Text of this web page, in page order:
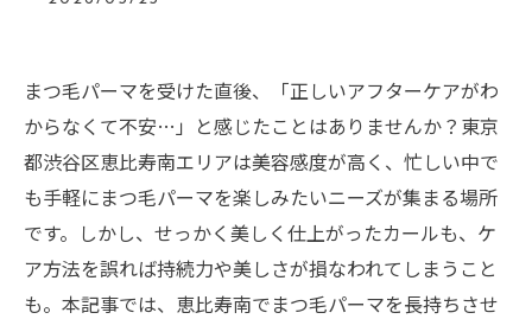
まつ毛パーマを受けた直後、「正しいアフターケアがわ
からなくて不安…」と感じたことはありませんか？東京
都渋谷区恵比寿南エリアは美容感度が高く、忙しい中で
も手軽にまつ毛パーマを楽しみたいニーズが集まる場所
です。しかし、せっかく美しく仕上がったカールも、ケ
ア方法を誤れば持続力や美しさが損なわれてしまうこと
も。本記事では、恵比寿南でまつ毛パーマを長持ちさせ